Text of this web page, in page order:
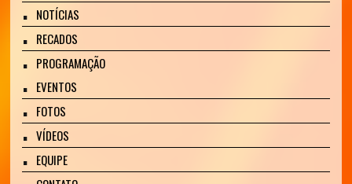
NOTÍCIAS
RECADOS
PROGRAMAÇÃO
EVENTOS
FOTOS
VÍDEOS
EQUIPE